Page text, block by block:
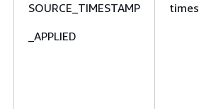
SOURCE_TIMESTAMP
_APPLIED